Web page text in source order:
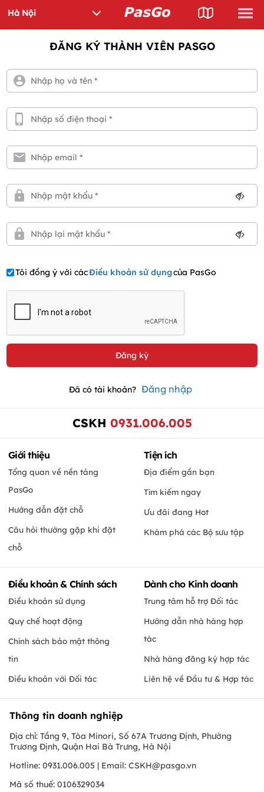
ĐĂNG KÝ THÀNH VIÊN PASGO
Tôi đồng ý với cácĐiều khoản sử dụngcủa PasGo
Đã có tài khoản? Đăng nhập
CSKH 0931.006.005
Giới thiệu
Tổng quan về nền tảng
PasGo
Hướng dẫn đặt chỗ
Câu hỏi thường gặp khi đặt
chỗ
Tiện ích
Địa điểm gần bạn
Tìm kiếm ngay
Ưu đãi đang Hot
Khám phá các Bộ sưu tập
Điều khoản & Chính sách
Điều khoản sử dụng
Quy chế hoạt động
Chính sách bảo mật thông
tin
Điều khoản với Đối tác
Dành cho Kinh doanh
Trung tâm hỗ trợ Đối tác
Hướng dẫn nhà hàng hợp
tác
Nhà hàng đăng ký hợp tác
Liên hệ về Đầu tư & Hợp tác
Thông tin doanh nghiệp
Địa chỉ: Tầng 9, Tòa Minori, Số 67A Trương Định, Phường
Trương Định, Quận Hai Bà Trưng, Hà Nội
Hotline: 0931.006.005 | Email: CSKH@pasgo.vn
Mã số thuế: 0106329034